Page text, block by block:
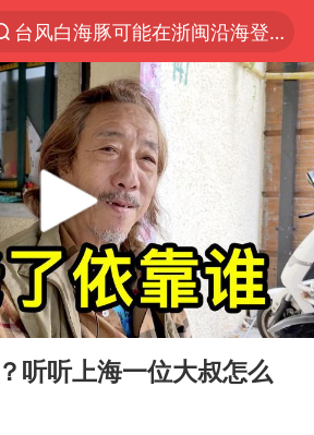
以“新”破局 首发经济点亮城市消费活力
台风白海豚影响中国已成定局
中方回应是否开采太平洋海底稀土资源
外交部发言人就广岛核爆81周年等答记者问
昆明石林火把节
台风白海豚即将进入48小时警戒线
我国编制完成新版全月地质图
胡塞武装袭扰红海航运行动升级
06:20
听听上海一位大叔怎么